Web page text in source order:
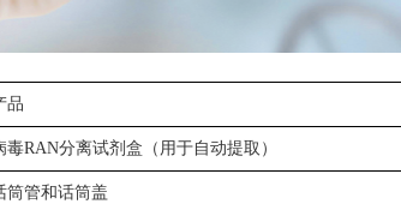
品
毒RAN分离试剂盒（用于自动提取）
筒管和话筒盖